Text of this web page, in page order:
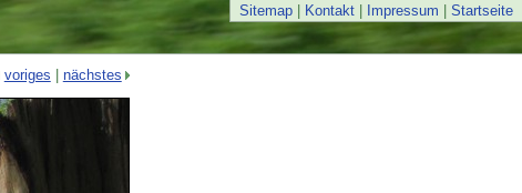
Sitemap Kontakt Impressum Startseite
voriges nächstes